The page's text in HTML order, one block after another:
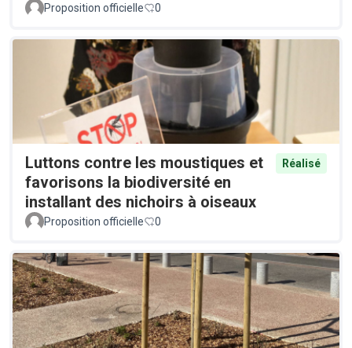
Proposition officielle
0
Luttons contre les moustiques et
favorisons la biodiversité en
installant des nichoirs à oiseaux
Réalisé
Proposition officielle 0